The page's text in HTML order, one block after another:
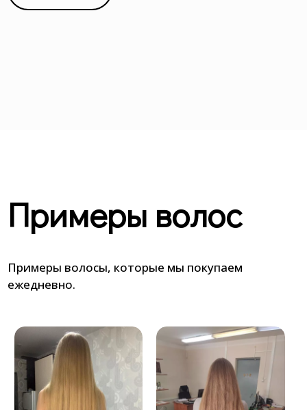
Примеры волос
Примеры волосы, которые мы покупаем
ежедневно.